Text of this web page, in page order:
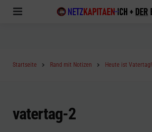
Startseite Rand mit Notizen Heute ist Vatertag!
vatertag-2